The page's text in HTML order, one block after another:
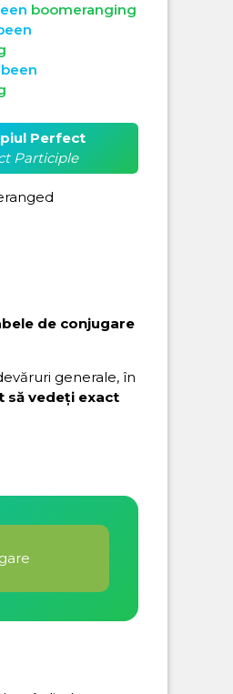
boomeranging
been
Perfect
Participle
de conjugare
generale, în
să vedeți exact